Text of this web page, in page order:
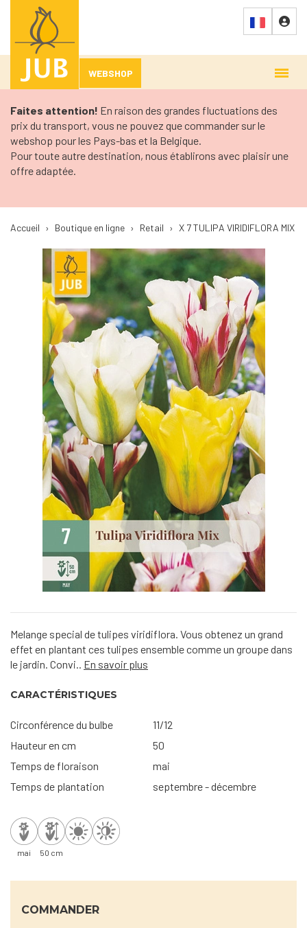
WEBSHOP
Faites attention! En raison des grandes fluctuations des
prix du transport, vous ne pouvez que commander sur le
webshop pour les Pays-bas et la Belgique.
Pour toute autre destination, nous établirons avec plaisir une
offre adaptée.
Accueil › Boutique en ligne › Retail › X 7 TULIPA VIRIDIFLORA MIX
Melange special de tulipes viridiflora. Vous obtenez un grand
effet en plantant ces tulipes ensemble comme un groupe dans
le jardin. Convi.. En savoir plus
CARACTÉRISTIQUES
Circonférence du bulbe
11/12
Hauteur en cm
50
Temps de floraison
mai
Temps de plantation
septembre - décembre
mai 50 cm
COMMANDER